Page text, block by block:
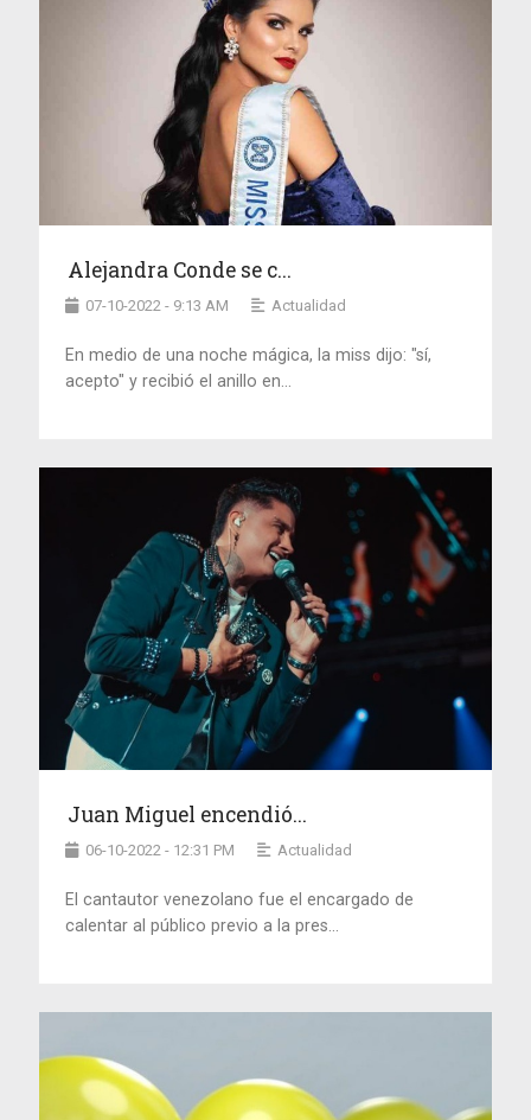
Alejandra Conde se c...
07-10-2022 - 9:13 AM Actualidad
En medio de una noche mágica, la miss dijo: "sí,
acepto" y recibió el anillo en...
Juan Miguel encendió...
06-10-2022 - 12:31 PM Actualidad
El cantautor venezolano fue el encargado de
calentar al público previo a la pres...